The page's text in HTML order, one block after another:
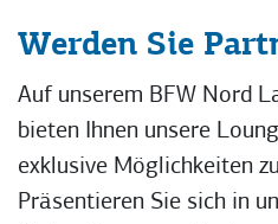
Werden Sie
Auf unserem BFW Nord
bieten Ihnen unsere
exklusive Möglichkeiten
Präsentieren Sie sich in